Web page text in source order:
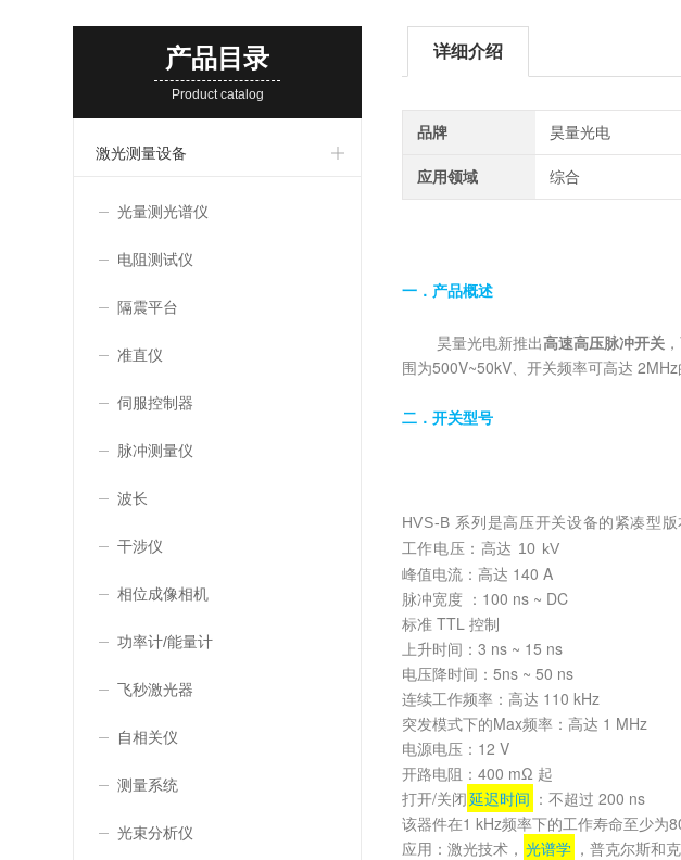
产品目录
Product catalog
激光测量设备
光量测光谱仪
电阻测试仪
隔震平台
准直仪
伺服控制器
脉冲测量仪
波长
干涉仪
相位成像相机
功率计/能量计
飞秒激光器
自相关仪
测量系统
光束分析仪
详细介绍
品牌 昊量光电
应用领域 综合
一．产品概述
昊量光电新推出高速高压脉冲开关
围为500V~50kV、开关频率可高达 2MHz
二． 开关型号
HVS-B 系列是高压开关设备的紧凑型版
工作电压：高达 10 kV
峰值电流：高达 140 A
脉冲宽度 ：100 ns ~ DC
标准 TTL 控制
上升时间：3 ns ~ 15 ns
电压降时间：5ns ~ 50 ns
连续工作频率：高达 110 kHz
突发模式下的Max频率：高达 1 MHz
电源电压：12 V
开路电阻： 400 mΩ 起
打开/关闭延迟时间 ：不超过 200 ns
该器件在1 kHz频率下的工作寿命至少为
应用：激光技术， 光谱学 ，普克尔斯和